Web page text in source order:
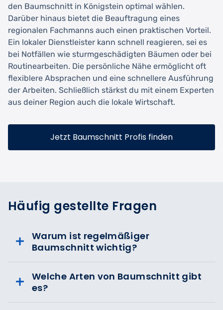
den Baumschnitt in Königstein optimal wählen.
Darüber hinaus bietet die Beauftragung eines
regionalen Fachmanns auch einen praktischen Vorteil.
Ein lokaler Dienstleister kann schnell reagieren, sei es
bei Notfällen wie sturmgeschädigten Bäumen oder bei
Routinearbeiten. Die persönliche Nähe ermöglicht oft
flexiblere Absprachen und eine schnellere Ausführung
der Arbeiten. Schließlich stärkst du mit einem Experten
aus deiner Region auch die lokale Wirtschaft.
Jetzt Baumschnitt Profis finden
Häufig gestellte Fragen
Warum ist regelmäßiger
Baumschnitt wichtig?
Welche Arten von Baumschnitt gibt
es?